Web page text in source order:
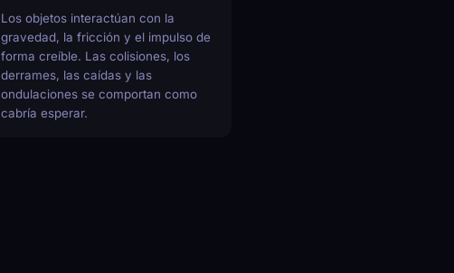
Los objetos interactúan con la
gravedad, la fricción y el impulso de
forma creíble. Las colisiones, los
derrames, las caídas y las
ondulaciones se comportan como
cabría esperar.